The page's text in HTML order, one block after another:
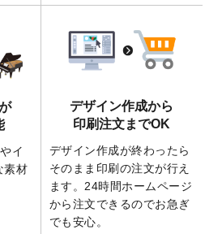
！
品】アクリルキーホルダーが作成で
うになりました！
版4月始まりのカレンダーデザイン
ート
を公開いたしました。
ました。
品】クリアファイルバッグ が作成で
うになりました！
午年の年賀状デザインテンプレート
イ
素材
デザイン作成から
印刷注文までOK
デザイン作成が終わったら
そのまま印刷の注文が行え
ます。24時間ホームページ
から注文できるのでお急ぎ
でも安心。